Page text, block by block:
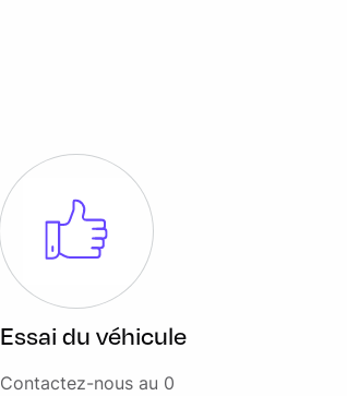
Essai du véhicule
Contactez-nous au 0